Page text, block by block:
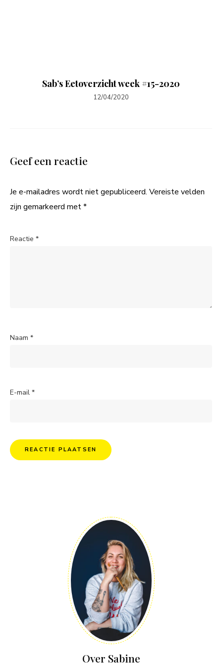
Sab’s Eetoverzicht week #15-2020
12/04/2020
Geef een reactie
Je e-mailadres wordt niet gepubliceerd. Vereiste velden
zijn gemarkeerd met*
Reactie *
Naam *
E-mail *
Over Sabine